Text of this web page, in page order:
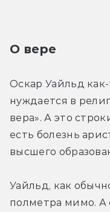
О вере
Оскар Уайльд как-
нуждается в
вера». А это
есть болезнь
высшего
Уайльд, как
полметра мимо.